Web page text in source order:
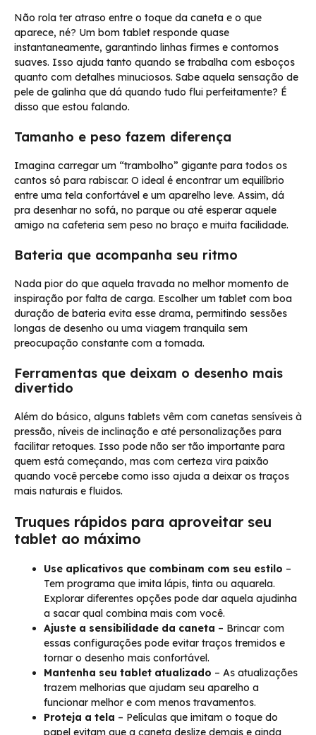
Não rola ter atraso entre o toque da caneta e o que
aparece, né? Um bom tablet responde quase
instantaneamente, garantindo linhas firmes e contornos
suaves. Isso ajuda tanto quando se trabalha com esboços
quanto com detalhes minuciosos. Sabe aquela sensação de
pele de galinha que dá quando tudo flui perfeitamente? É
disso que estou falando.
Tamanho e peso fazem diferença
Imagina carregar um “trambolho” gigante para todos os
cantos só para rabiscar. O ideal é encontrar um equilíbrio
entre uma tela confortável e um aparelho leve. Assim, dá
pra desenhar no sofá, no parque ou até esperar aquele
amigo na cafeteria sem peso no braço e muita facilidade.
Bateria que acompanha seu ritmo
Nada pior do que aquela travada no melhor momento de
inspiração por falta de carga. Escolher um tablet com boa
duração de bateria evita esse drama, permitindo sessões
longas de desenho ou uma viagem tranquila sem
preocupação constante com a tomada.
Ferramentas que deixam o desenho mais
divertido
Além do básico, alguns tablets vêm com canetas sensíveis à
pressão, níveis de inclinação e até personalizações para
facilitar retoques. Isso pode não ser tão importante para
quem está começando, mas com certeza vira paixão
quando você percebe como isso ajuda a deixar os traços
mais naturais e fluidos.
Truques rápidos para aproveitar seu
tablet ao máximo
Use aplicativos que combinam com seu estilo –
Tem programa que imita lápis, tinta ou aquarela.
Explorar diferentes opções pode dar aquela ajudinha
a sacar qual combina mais com você.
Ajuste a sensibilidade da caneta – Brincar com
essas configurações pode evitar traços tremidos e
tornar o desenho mais confortável.
Mantenha seu tablet atualizado – As atualizações
trazem melhorias que ajudam seu aparelho a
funcionar melhor e com menos travamentos.
Proteja a tela – Películas que imitam o toque do
papel evitam que a caneta deslize demais e ainda